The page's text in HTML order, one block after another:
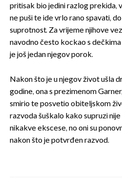
pritisak bio jedini razlog prekida,
ne puši te ide vrlo rano spavati,
suprotnost. Za vrijeme njihove
navodno često kockao s
je još jedan njegov porok.
Nakon što je u njegov život ušla
godine, ona s prezimenom
smirio te posvetio obiteljskom
razvoda šuškalo kako supruzi
nikakve ekscese, no oni su
nakon što je potvrđen razvod.